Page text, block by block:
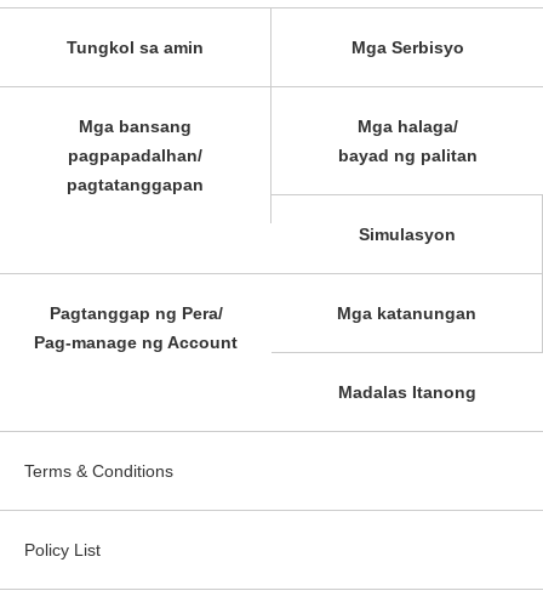
Tungkol sa amin Mga Serbisyo
Mga bansang
pagpapadalhan/
pagtatanggapan
Mga halaga/
bayad ng palitan
Simulasyon
Pagtanggap ng Pera/
Pag-manage ng Account
Mga katanungan
Madalas Itanong
Terms & Conditions
Policy List